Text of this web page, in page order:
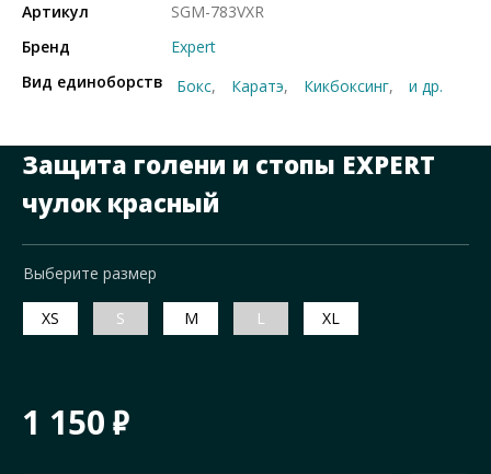
Артикул
SGM-783VXR
Бренд
Expert
Вид единоборств
Бокс Каратэ Кикбоксинг и др.
Защита голени и стопы EXPERT
чулок красный
Выберите размер
XS S M L XL
1 150